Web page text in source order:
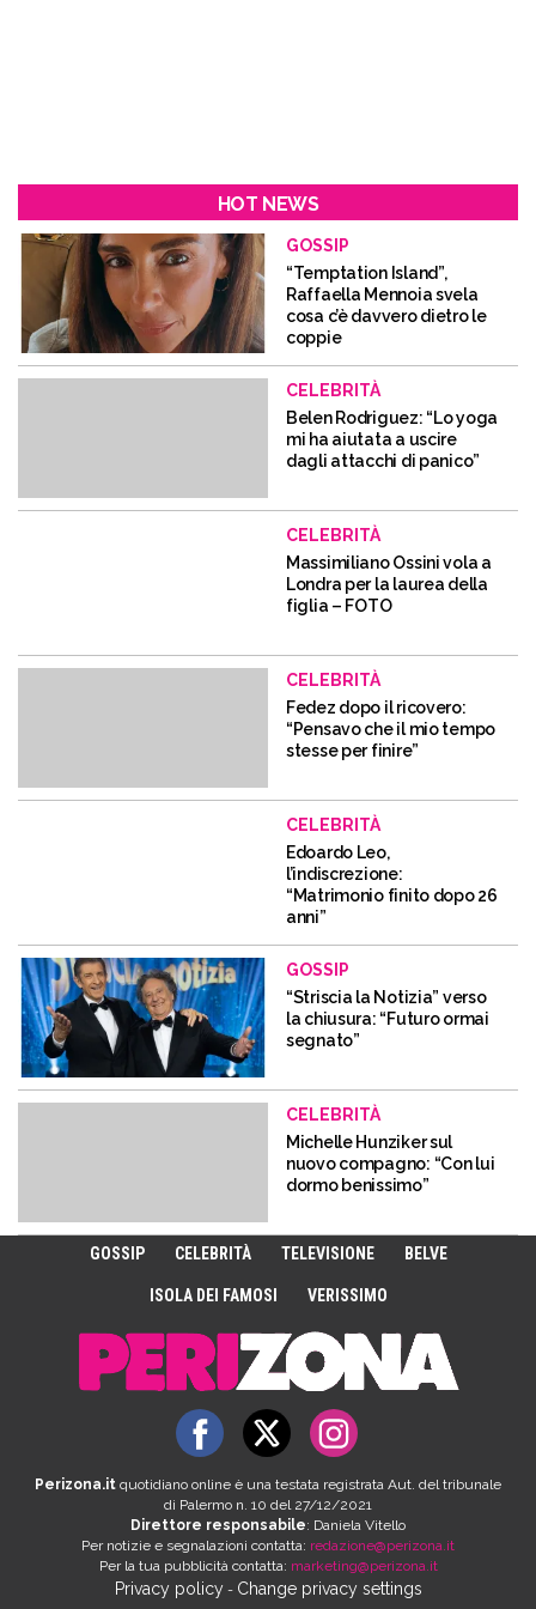
HOT NEWS
GOSSIP
“Temptation Island”,
Raffaella Mennoia svela
cosa c’è davvero dietro le
coppie
CELEBRITÀ
Belen Rodriguez: “Lo yoga
mi ha aiutata a uscire
dagli attacchi di panico”
CELEBRITÀ
Massimiliano Ossini vola a
Londra per la laurea della
figlia – FOTO
CELEBRITÀ
Fedez dopo il ricovero:
“Pensavo che il mio tempo
stesse per finire”
CELEBRITÀ
Edoardo Leo,
l’indiscrezione:
“Matrimonio finito dopo 26
anni”
GOSSIP
“Striscia la Notizia” verso
la chiusura: “Futuro ormai
segnato”
CELEBRITÀ
Michelle Hunziker sul
nuovo compagno: “Con lui
dormo benissimo”
GOSSIP CELEBRITÀ TELEVISIONE BELVE
ISOLA DEI FAMOSI VERISSIMO
Perizona.it quotidiano online è una testata registrata Aut. del tribunale
di Palermo n. 10 del 27/12/2021
Direttore responsabile: Daniela Vitello
Per notizie e segnalazioni contatta: redazione@perizona.it
Per la tua pubblicità contatta: marketing@perizona.it
Privacy policy- Change privacy settings